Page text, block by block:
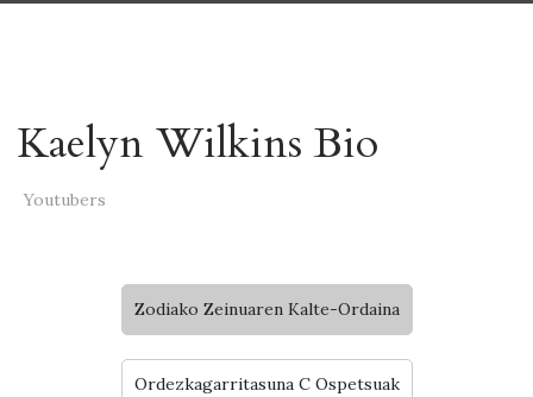
Kaelyn Wilkins Bio
Youtubers
Zodiako Zeinuaren Kalte-Ordaina
Ordezkagarritasuna C Ospetsuak